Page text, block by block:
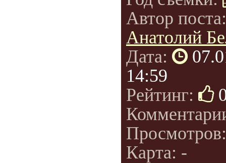
Автор
Анатолий
Дата:
14:59
Рейтинг:
Карта: -